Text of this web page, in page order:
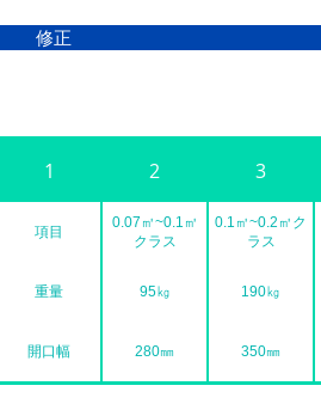
修正
1 2 3
項目
0.07㎥~0.1㎥
クラス
0.1㎥~0.2㎥ク
ラス
重量 95㎏ 190㎏
開口幅 280㎜ 350㎜